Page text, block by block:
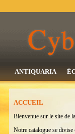
ANTIQUARIA
ACCUEIL
Bienvenue sur le site de
Notre catalogue se divise